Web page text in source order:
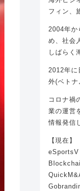
フィン、
2004年か
め、社会
しばらく
2012年に
外(ベトナ
コロナ禍
業の運営
情報発信
【現在】